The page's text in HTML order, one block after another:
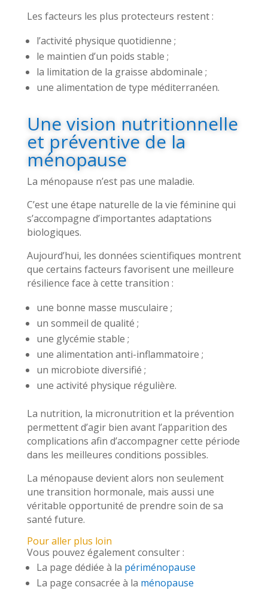
Les facteurs les plus protecteurs restent :
l’activité physique quotidienne ;
le maintien d’un poids stable ;
la limitation de la graisse abdominale ;
une alimentation de type méditerranéen.
Une vision nutritionnelle
et préventive de la
ménopause
La ménopause n’est pas une maladie.
C’est une étape naturelle de la vie féminine qui
s’accompagne d’importantes adaptations
biologiques.
Aujourd’hui, les données scientifiques montrent
que certains facteurs favorisent une meilleure
résilience face à cette transition :
une bonne masse musculaire ;
un sommeil de qualité ;
une glycémie stable ;
une alimentation anti-inflammatoire ;
un microbiote diversifié ;
une activité physique régulière.
La nutrition, la micronutrition et la prévention
permettent d’agir bien avant l’apparition des
complications afin d’accompagner cette période
dans les meilleures conditions possibles.
La ménopause devient alors non seulement
une transition hormonale, mais aussi une
véritable opportunité de prendre soin de sa
santé future.
Pour aller plus loin
Vous pouvez également consulter :
La page dédiée à la périménopause
La page consacrée à la ménopause